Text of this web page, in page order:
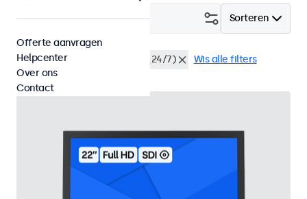
Sorteren
Filter (1)
BNC (SDI) Continu gebruik (24/7) Wis alle filters
Offerte aanvragen
Helpcenter
Over ons
Contact